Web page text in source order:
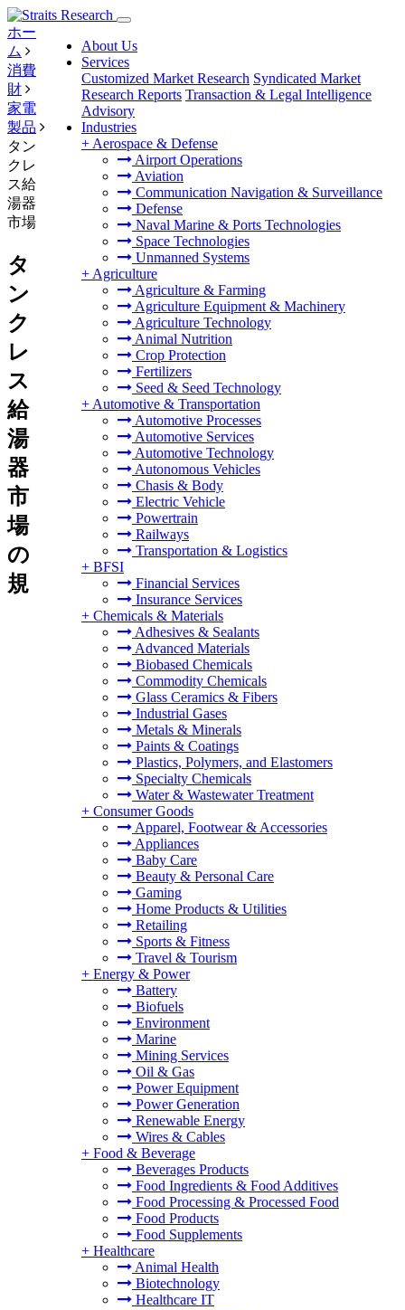
About Us
Services
Customized Market Research Syndicated Market
Research Reports Transaction & Legal Intelligence
Advisory
Industries
+ Aerospace & Defense
Airport Operations
Aviation
Communication Navigation & Surveillance
Defense
Naval Marine & Ports Technologies
Space Technologies
Unmanned Systems
+ Agriculture
Agriculture & Farming
Agriculture Equipment & Machinery
Agriculture Technology
Animal Nutrition
Crop Protection
Fertilizers
Seed & Seed Technology
+ Automotive & Transportation
Automotive Processes
Automotive Services
Automotive Technology
Autonomous Vehicles
Chasis & Body
Electric Vehicle
Powertrain
Railways
Transportation & Logistics
+ BFSI
Financial Services
Insurance Services
+ Chemicals & Materials
Adhesives & Sealants
Advanced Materials
Biobased Chemicals
Commodity Chemicals
Glass Ceramics & Fibers
Industrial Gases
Metals & Minerals
Paints & Coatings
Plastics, Polymers, and Elastomers
Specialty Chemicals
Water & Wastewater Treatment
+ Consumer Goods
Apparel, Footwear & Accessories
Appliances
Baby Care
Beauty & Personal Care
Gaming
Home Products & Utilities
Retailing
Sports & Fitness
Travel & Tourism
+ Energy & Power
Battery
Biofuels
Environment
Marine
Mining Services
Oil & Gas
Power Equipment
Power Generation
Renewable Energy
Wires & Cables
+ Food & Beverage
Beverages Products
Food Ingredients & Food Additives
Food Processing & Processed Food
Food Products
Food Supplements
+ Healthcare
Animal Health
Biotechnology
Healthcare IT
ホー
ム
消費
財
家電
製品
タン
クレ
ス給
湯器
市場
タ
ン
ク
レ
ス
給
湯
器
市
場
の
規